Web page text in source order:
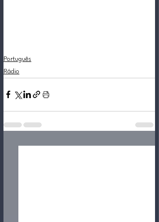
Português
Rádio